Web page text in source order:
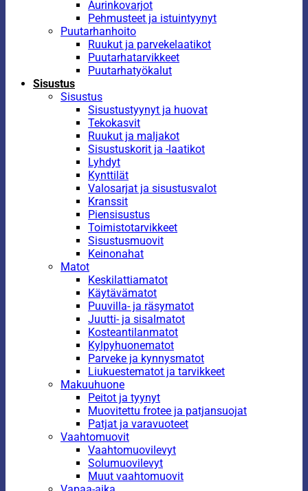
Aurinkovarjot
Pehmusteet ja istuintyynyt
Puutarhanhoito
Ruukut ja parvekelaatikot
Puutarhatarvikkeet
Puutarhatyökalut
Sisustus
Sisustus
Sisustustyynyt ja huovat
Tekokasvit
Ruukut ja maljakot
Sisustuskorit ja -laatikot
Lyhdyt
Kynttilät
Valosarjat ja sisustusvalot
Kranssit
Piensisustus
Toimistotarvikkeet
Sisustusmuovit
Keinonahat
Matot
Keskilattiamatot
Käytävämatot
Puuvilla- ja räsymatot
Juutti- ja sisalmatot
Kosteantilanmatot
Kylpyhuonematot
Parveke ja kynnysmatot
Liukuestematot ja tarvikkeet
Makuuhuone
Peitot ja tyynyt
Muovitettu frotee ja patjansuojat
Patjat ja varavuoteet
Vaahtomuovit
Vaahtomuovilevyt
Solumuovilevyt
Muut vaahtomuovit